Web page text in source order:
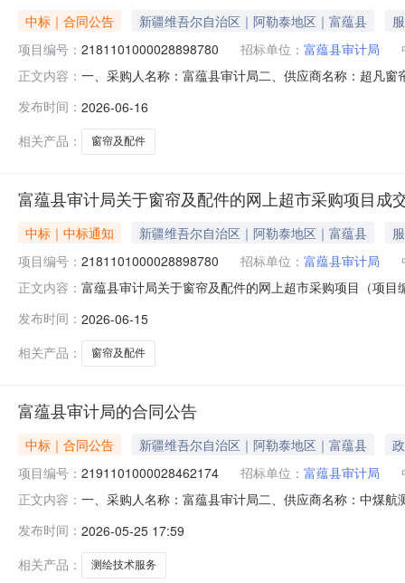
中标｜合同公告 新疆维吾尔自治区｜阿勒泰地区｜富蕴县
项目编号： 2181101000028898780 招标单位： 富蕴县审计局
正文内容： 一、采购人名称：富蕴县审计局二、供应商名称：超凡
1.00500500服务要求或标的基本概况：七、其它事项：
发布时间： 2026-06-16
相关产品：
窗帘及配件
富蕴县审计局关于窗帘及配件的网上超市采购项目成
中标｜中标通知 新疆维吾尔自治区｜阿勒泰地区｜富蕴县
项目编号： 2181101000028898780 招标单位： 富蕴县审计局
正文内容： 富蕴县审计局关于窗帘及配件的网上超市采购项目（项
码:654322项目所在行政区划名称:新疆维吾尔自治区阿
发布时间： 2026-06-15
相关产品：
窗帘及配件
富蕴县审计局的合同公告
中标｜合同公告 新疆维吾尔自治区｜阿勒泰地区｜富蕴县
项目编号： 2191101000028462174 招标单位： 富蕴县审计局
正文内容： 一、采购人名称：富蕴县审计局二、供应商名称：中煤
项：详见附件中的合同文件八、联系方式1、采购人名称
发布时间： 2026-05-25 17:59
相关产品：
测绘技术服务